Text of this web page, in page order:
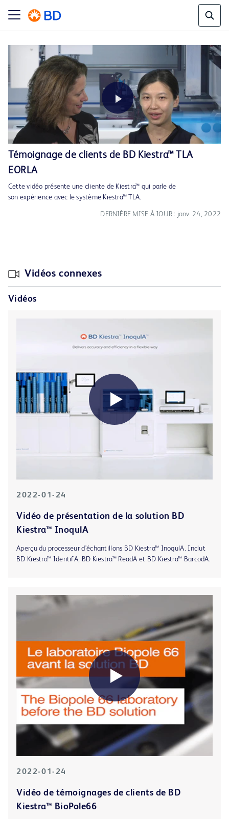
Play
Video
Témoignage de clients de BD Kiestra™ TLA
EORLA
Cette vidéo présente une cliente de Kiestra™ qui parle de
son expérience avec le système Kiestra™ TLA.
DERNIÈRE MISE À JOUR : janv. 24, 2022
Vidéos connexes
Vidéos
2022-01-24
Vidéo de présentation de la solution BD
Kiestra™ InoqulA
Aperçu du processeur d'échantillons BD Kiestra™ InoqulA. Inclut
BD Kiestra™ IdentifA, BD Kiestra™ ReadA et BD Kiestra™ BarcodA.
2022-01-24
Vidéo de témoignages de clients de BD
Kiestra™ BioPole66